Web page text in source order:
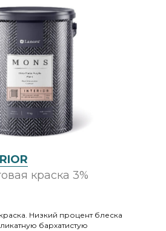
краска 3%
Низкий процент блеска
бархатистую